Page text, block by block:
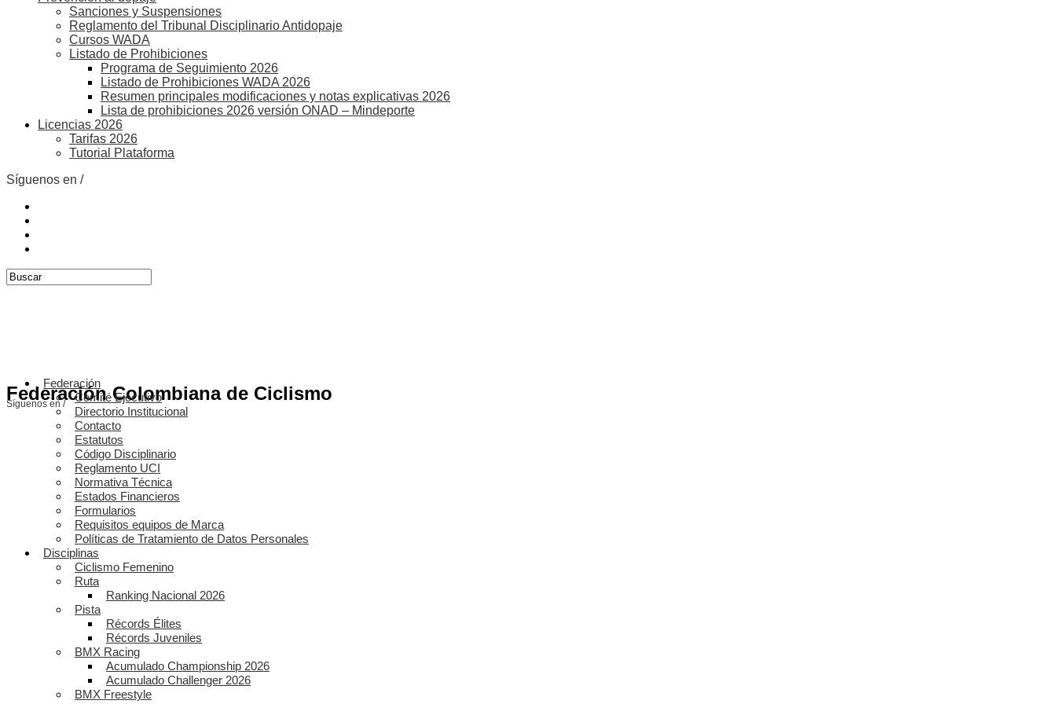
Sanciones y Suspensiones
Reglamento del Tribunal Disciplinario Antidopaje
Cursos WADA
Listado de Prohibiciones
Programa de Seguimiento 2026
Listado de Prohibiciones WADA 2026
Resumen principales modificaciones y notas explicativas 2026
Lista de prohibiciones 2026 versión ONAD – Mindeporte
Licencias 2026
Tarifas 2026
Tutorial Plataforma
Síguenos en /
Federación Colombiana de Ciclismo
Síguenos en /
Federación
Comité Ejecutivo
Directorio Institucional
Contacto
Estatutos
Código Disciplinario
Reglamento UCI
Normativa Técnica
Estados Financieros
Formularios
Requisitos equipos de Marca
Políticas de Tratamiento de Datos Personales
Disciplinas
Ciclismo Femenino
Ruta
Ranking Nacional 2026
Pista
Récords Élites
Récords Juveniles
BMX Racing
Acumulado Championship 2026
Acumulado Challenger 2026
BMX Freestyle